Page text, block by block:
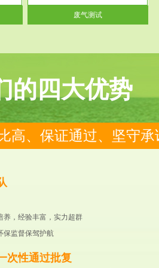
废气测试
的四大优势
高、保证通过、坚守承
养，经验丰富，实力超群
保监督保驾护航
次性通过批复